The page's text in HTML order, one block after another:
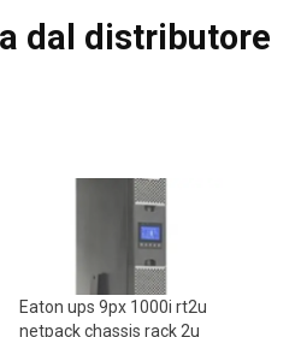
dal distributore
Eaton ups 9px 1000i rt2u
netpack chassis rack 2u